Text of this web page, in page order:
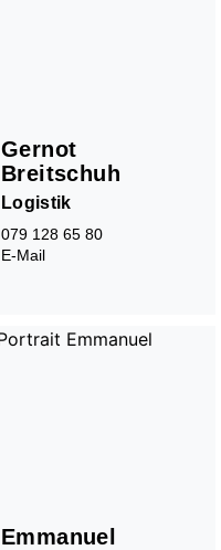
Gernot
Breitschuh
Logistik
079 128 65 80
E-Mail
Emmanuel